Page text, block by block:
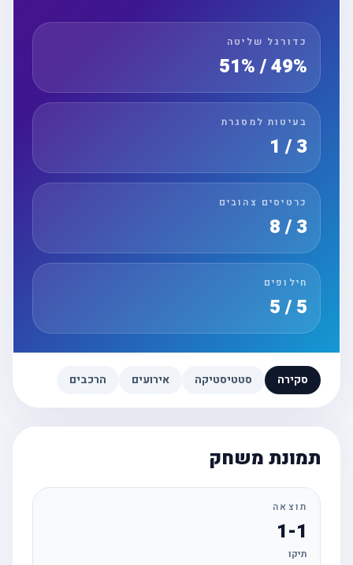
כדורגל שליטה
49% / 51%
בעיטות למסגרת
3 / 1
כרטיסים צהובים
3 / 8
חילופים
סקירה סטטיסטיקה אירועים הרכבים
תמונת משחק
תוצאה
1-1
תיקו